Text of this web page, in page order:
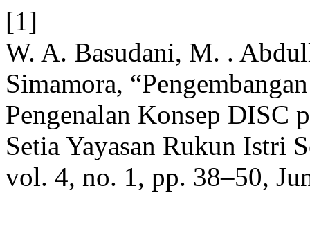
[1]
W. A. Basudani, M. .
Simamora,
Pengenalan Konsep DISC
Setia Yayasan Rukun Istri
vol. 4, no. 1, pp. 38–50,